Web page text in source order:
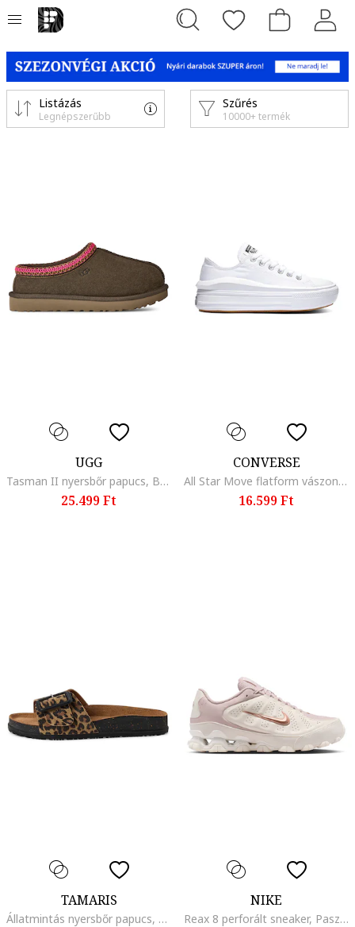
Szűrés
10000+ termék
Listázás
Legnépszerűbb
UGG
Tasman II nyersbőr papucs, Barna/Rózsaszín
25.499 Ft
CONVERSE
All Star Move flatform vászoncipő, Fehér
16.599 Ft
TAMARIS
Állatmintás nyersbőr papucs, Fekete/Barna
NIKE
Reax 8 perforált sneaker, Pasztellrózsaszín/Krémszín